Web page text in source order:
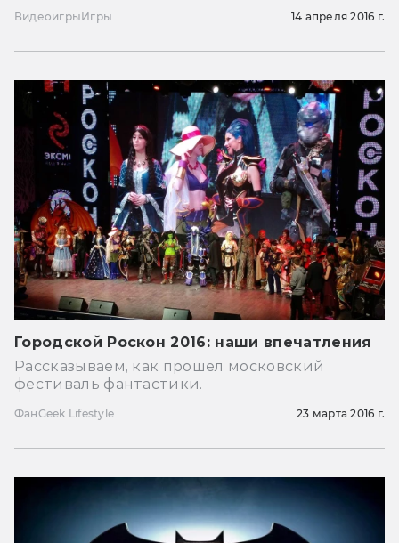
ВидеоигрыИгры 14 апреля 2016 г.
Городской Роскон 2016: наши впечатления
Рассказываем, как прошёл московский
фестиваль фантастики.
ФанGeek Lifestyle 23 марта 2016 г.